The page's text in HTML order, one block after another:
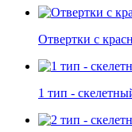
Отвертки c
1 тип -